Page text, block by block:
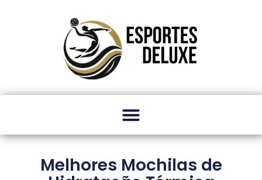
Melhores Mochilas de